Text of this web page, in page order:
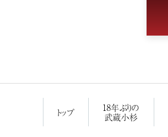
トップ
18年ぶりの
武蔵小杉